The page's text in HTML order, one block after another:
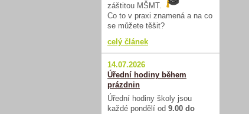
záštitou MŠMT.
Co to v praxi znamená a na co
se můžete těšit?
celý článek
14.07.2026
Úřední hodiny během
prázdnin
Úřední hodiny školy jsou
každé pondělí od 9.00 do